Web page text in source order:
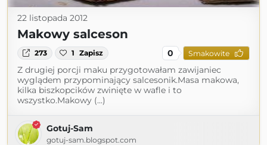
22 listopada 2012
Makowy salceson
273 1 Zapisz 0 Smakowite
Z drugiej porcji maku przygotowałam zawijaniec
wyglądem przypominający salcesonik.Masa makowa,
kilka biszkopcików zwinięte w wafle i to
wszystko.Makowy (...)
Gotuj-Sam
gotuj-sam.blogspot.com